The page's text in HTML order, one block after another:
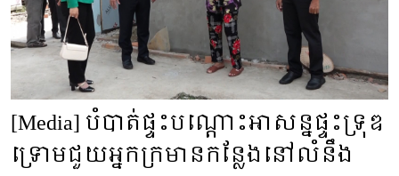
[Media] បំបាត់ផ្ទះបណ្តោះអាសន្នផ្ទះទ្រុឌ
ទ្រោមជួយអ្នកក្រមានកន្លែងនៅលំនឹង